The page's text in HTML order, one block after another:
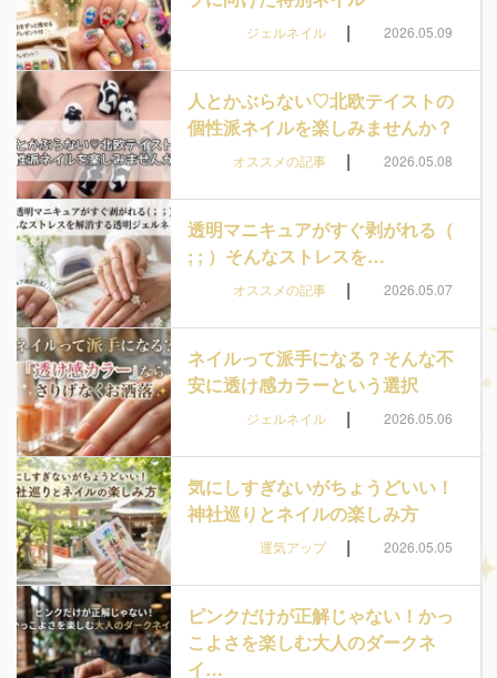
ジェルネイル | 2026.05.09
人とかぶらない♡北欧テイストの
個性派ネイルを楽しみませんか？
オススメの記事 | 2026.05.08
透明マニキュアがすぐ剥がれる（
; ; ）そんなストレスを…
オススメの記事 | 2026.05.07
ネイルって派手になる？そんな不
安に透け感カラーという選択
ジェルネイル | 2026.05.06
気にしすぎないがちょうどいい！
神社巡りとネイルの楽しみ方
運気アップ | 2026.05.05
ピンクだけが正解じゃない！かっ
こよさを楽しむ大人のダークネ
イ…